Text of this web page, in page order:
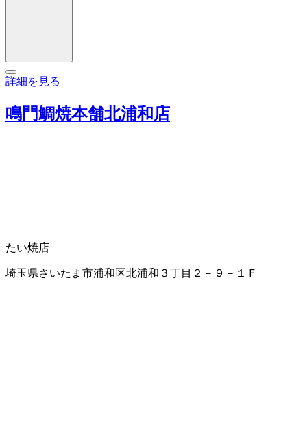
詳細を見る
鳴門鯛焼本舗北浦和店
たい焼店
埼玉県さいたま市浦和区北浦和３丁目２－９－１Ｆ